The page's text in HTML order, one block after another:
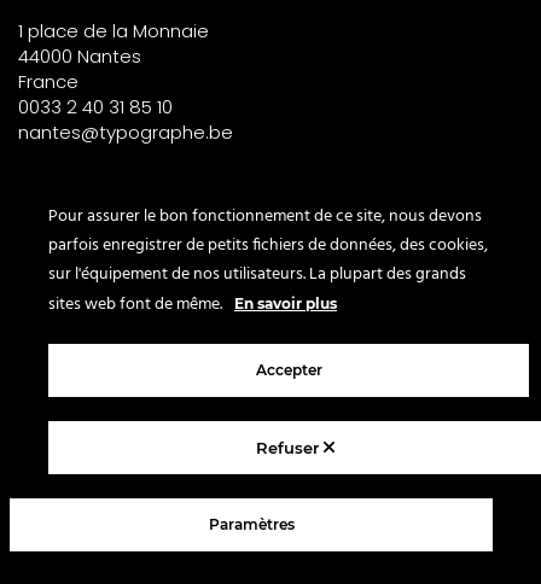
1 place de la Monnaie
44000 Nantes
France
0033 2 40 31 85 10
nantes@typographe.be
PARIS – France
Corner
le Bon Marché
24 rue de Sèvres
France
© 2025 Le Typographe - Brussels
Pour assurer le bon fonctionnement de ce site, nous devons
parfois enregistrer de petits fichiers de données, des cookies,
sur l'équipement de nos utilisateurs. La plupart des grands
sites web font de même.
En savoir plus
Accepter
Refuser
Paramètres